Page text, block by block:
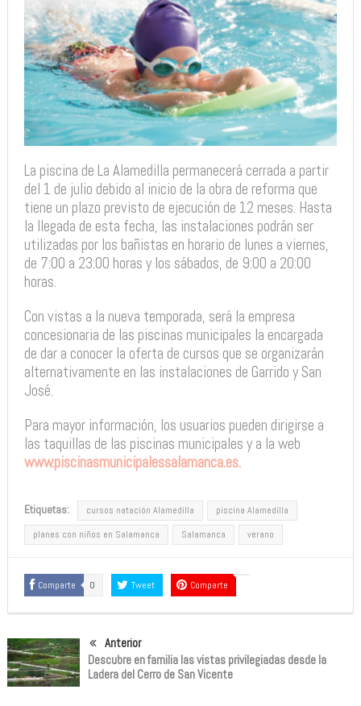
La piscina de La Alamedilla permanecerá cerrada a partir
del 1 de julio debido al inicio de la obra de reforma que
tiene un plazo previsto de ejecución de 12 meses. Hasta
la llegada de esta fecha, las instalaciones podrán ser
utilizadas por los bañistas en horario de lunes a viernes,
de 7:00 a 23:00 horas y los sábados, de 9:00 a 20:00
horas.
Con vistas a la nueva temporada, será la empresa
concesionaria de las piscinas municipales la encargada
de dar a conocer la oferta de cursos que se organizarán
alternativamente en las instalaciones de Garrido y San
José.
Para mayor información, los usuarios pueden dirigirse a
las taquillas de las piscinas municipales y a la web
www.piscinasmunicipalessalamanca.es.
Etiquetas: cursos natación Alamedilla
piscina Alamedilla
planes con niños en Salamanca
Salamanca verano
Comparte 0 Tweet Comparte
Anterior
Descubre en familia las vistas privilegiadas desde la
Ladera del Cerro de San Vicente